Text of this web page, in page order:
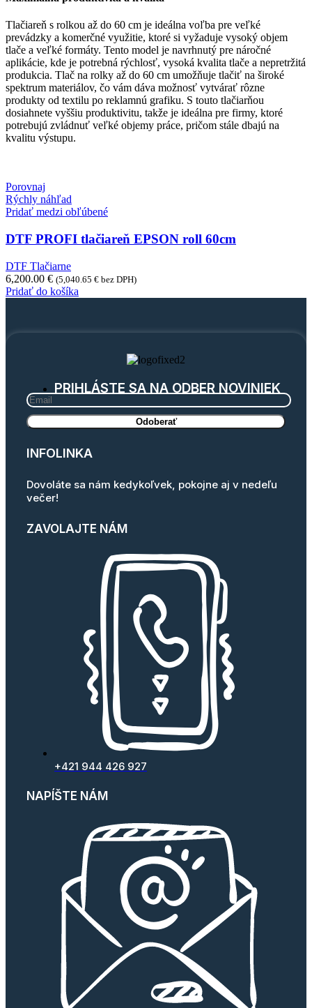
Tlačiareň s rolkou až do 60 cm je ideálna voľba pre veľké
prevádzky a komerčné využitie, ktoré si vyžaduje vysoký objem
tlače a veľké formáty. Tento model je navrhnutý pre náročné
aplikácie, kde je potrebná rýchlosť, vysoká kvalita tlače a nepretržitá
produkcia. Tlač na rolky až do 60 cm umožňuje tlačiť na široké
spektrum materiálov, čo vám dáva možnosť vytvárať rôzne
produkty od textilu po reklamnú grafiku. S touto tlačiarňou
dosiahnete vyššiu produktivitu, takže je ideálna pre firmy, ktoré
potrebujú zvládnuť veľké objemy práce, pričom stále dbajú na
kvalitu výstupu.
Porovnaj
Rýchly náhľad
Pridať medzi obľúbené
DTF PROFI tlačiareň EPSON roll 60cm
DTF Tlačiarne
6,200.00 € (5,040.65 € bez DPH)
Pridať do košíka
PRIHLÁSTE SA NA ODBER NOVINIEK
INFOLINKA
Dovoláte sa nám kedykoľvek, pokojne aj v nedeľu
večer!
ZAVOLAJTE NÁM
+421 944 426 927
NAPÍŠTE NÁM